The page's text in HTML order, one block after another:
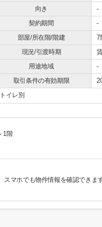
向き
-
契約期間
-
部屋/所在階/階建
7
現況/引渡時期
用途地域
-
取引条件の有効期限
イレ別
1階
スマホでも物件情報を確認できま